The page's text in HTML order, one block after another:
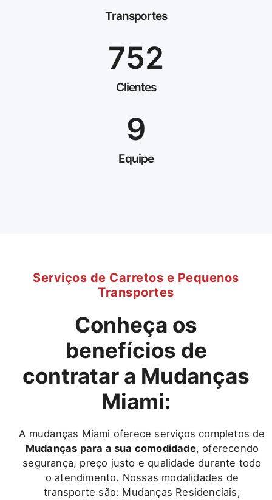
Transportes
Clientes
752
Equipe
9
Serviços de Carretos e Pequenos
Transportes
Conheça os
benefícios de
contratar a Mudanças
Miami:
A mudanças Miami oferece serviços completos de
Mudanças para a sua comodidade, oferecendo
segurança, preço justo e qualidade durante todo
o atendimento. Nossas modalidades de
transporte são: Mudanças Residenciais,